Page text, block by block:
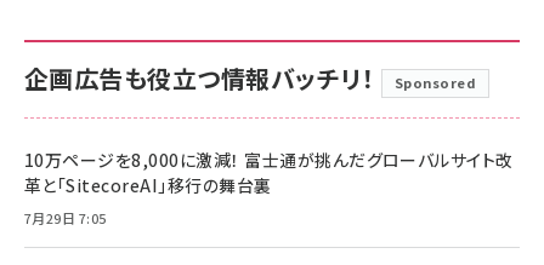
企画広告も役立つ情報バッチリ！ Sponsored
10万ページを8,000に激減！ 富士通が挑んだグローバルサイト改
革と「SitecoreAI」移行の舞台裏
7月29日 7:05